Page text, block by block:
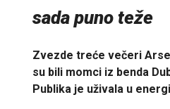
sada puno teže
Zvezde treće večeri
su bili momci iz benda
Publika je uživala u